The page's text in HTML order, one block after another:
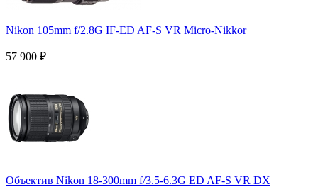
Nikon 105mm f/2.8G IF-ED AF-S VR Micro-Nikkor
57 900 ₽
Объектив Nikon 18-300mm f/3.5-6.3G ED AF-S VR DX